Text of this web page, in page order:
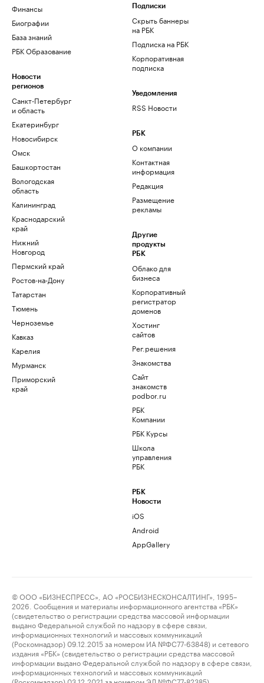
Финансы
Биографии
База знаний
РБК Образование
Новости
регионов
Санкт-Петербург
и область
Екатеринбург
Новосибирск
Омск
Башкортостан
Вологодская
область
Калининград
Краснодарский
край
Нижний
Новгород
Пермский край
Ростов-на-Дону
Татарстан
Тюмень
Черноземье
Кавказ
Карелия
Мурманск
Приморский
край
Подписки
Скрыть баннеры
на РБК
Подписка на РБК
Корпоративная
подписка
Уведомления
RSS Новости
РБК
О компании
Контактная
информация
Редакция
Размещение
рекламы
Другие
продукты
РБК
Облако для
бизнеса
Корпоративный
регистратор
доменов
Хостинг
сайтов
Рег.решения
Знакомства
Сайт
знакомств
podbor.ru
РБК
Компании
РБК Курсы
Школа
управления
РБК
РБК
Новости
iOS
Android
AppGallery
© ООО «БИЗНЕСПРЕСС», АО «РОСБИЗНЕСКОНСАЛТИНГ», 1995–
2026. Сообщения и материалы информационного агентства «РБК»
(свидетельство о регистрации средства массовой информации
выдано Федеральной службой по надзору в сфере связи,
информационных технологий и массовых коммуникаций
(Роскомнадзор) 09.12.2015 за номером ИА №ФС77-63848) и сетевого
издания «РБК» (свидетельство о регистрации средства массовой
информации выдано Федеральной службой по надзору в сфере связи,
информационных технологий и массовых коммуникаций